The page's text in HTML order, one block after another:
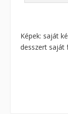
Képek: saját
desszert saját